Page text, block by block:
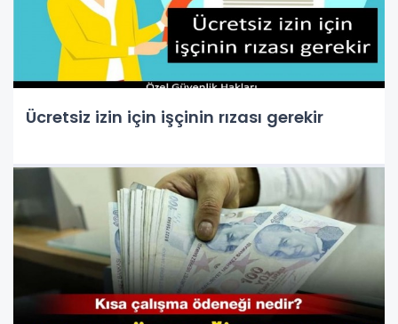
Ücretsiz izin için işçinin rızası gerekir